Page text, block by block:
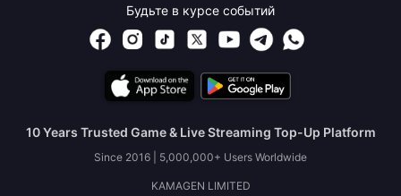
Будьте в курсе событий
10 Years Trusted Game & Live Streaming Top-Up Platform
Since 2016 | 5,000,000+ Users Worldwide
KAMAGEN LIMITED